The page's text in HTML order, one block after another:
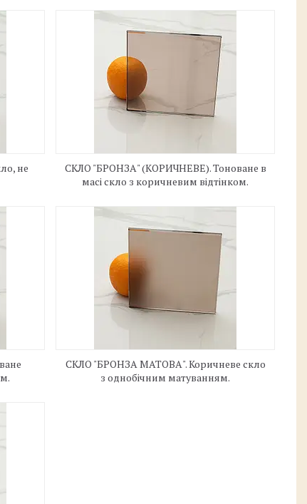
не
СКЛО "БРОНЗА" (КОРИЧНЕВЕ). Тоноване в
масі скло з коричневим відтінком.
СКЛО "БРОНЗА МАТОВА". Коричневе скло
з однобічним матуванням.